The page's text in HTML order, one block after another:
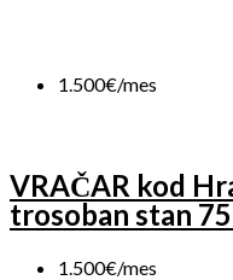
1.500€/mes
VRAČAR kod
trosoban stan
1.500€/mes